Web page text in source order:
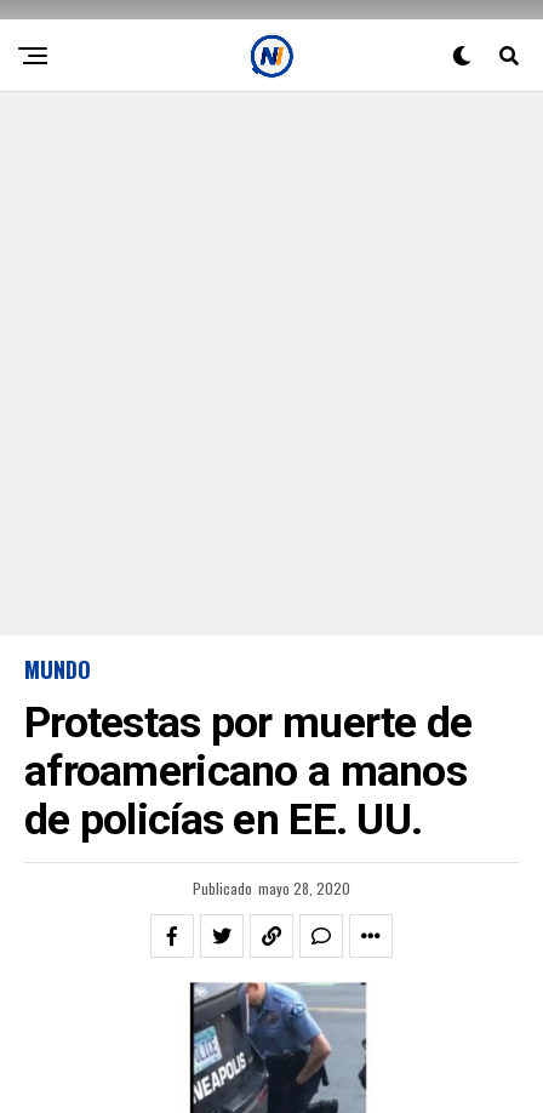
MUNDO
Protestas por muerte de
afroamericano a manos
de policías en EE. UU.
Publicado mayo 28, 2020